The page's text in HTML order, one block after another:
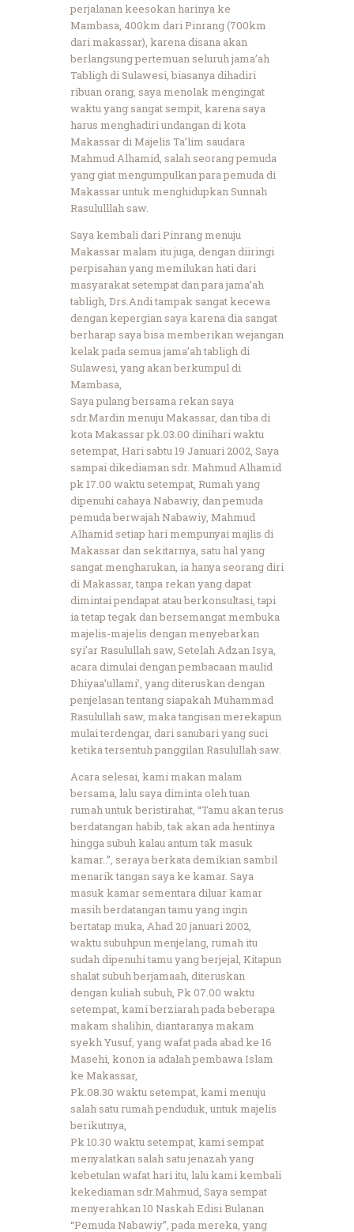
perjalanan keesokan harinya ke
Mambasa, 400km dari Pinrang (700km
dari makassar), karena disana akan
berlangsung pertemuan seluruh jama’ah
Tabligh di Sulawesi, biasanya dihadiri
ribuan orang, saya menolak mengingat
waktu yang sangat sempit, karena saya
harus menghadiri undangan di kota
Makassar di Majelis Ta’lim saudara
Mahmud Alhamid, salah seorang pemuda
yang giat mengumpulkan para pemuda di
Makassar untuk menghidupkan Sunnah
Rasululllah saw.
Saya kembali dari Pinrang menuju
Makassar malam itu juga, dengan diiringi
perpisahan yang memilukan hati dari
masyarakat setempat dan para jama’ah
tabligh, Drs.Andi tampak sangat kecewa
dengan kepergian saya karena dia sangat
berharap saya bisa memberikan wejangan
kelak pada semua jama’ah tabligh di
Sulawesi, yang akan berkumpul di
Mambasa,
Saya pulang bersama rekan saya
sdr.Mardin menuju Makassar, dan tiba di
kota Makassar pk.03.00 dinihari waktu
setempat, Hari sabtu 19 Januari 2002, Saya
sampai dikediaman sdr. Mahmud Alhamid
pk 17.00 waktu setempat, Rumah yang
dipenuhi cahaya Nabawiy, dan pemuda
pemuda berwajah Nabawiy, Mahmud
Alhamid setiap hari mempunyai majlis di
Makassar dan sekitarnya, satu hal yang
sangat mengharukan, ia hanya seorang diri
di Makassar, tanpa rekan yang dapat
dimintai pendapat atau berkonsultasi, tapi
ia tetap tegak dan bersemangat membuka
majelis-majelis dengan menyebarkan
syi’ar Rasulullah saw, Setelah Adzan Isya,
acara dimulai dengan pembacaan maulid
Dhiyaa’ullami’, yang diteruskan dengan
penjelasan tentang siapakah Muhammad
Rasulullah saw, maka tangisan merekapun
mulai terdengar, dari sanubari yang suci
ketika tersentuh panggilan Rasulullah saw.
Acara selesai, kami makan malam
bersama, lalu saya diminta oleh tuan
rumah untuk beristirahat, “Tamu akan terus
berdatangan habib, tak akan ada hentinya
hingga subuh kalau antum tak masuk
kamar..”, seraya berkata demikian sambil
menarik tangan saya ke kamar. Saya
masuk kamar sementara diluar kamar
masih berdatangan tamu yang ingin
bertatap muka, Ahad 20 januari 2002,
waktu subuhpun menjelang, rumah itu
sudah dipenuhi tamu yang berjejal, Kitapun
shalat subuh berjamaah, diteruskan
dengan kuliah subuh, Pk 07.00 waktu
setempat, kami berziarah pada beberapa
makam shalihin, diantaranya makam
syekh Yusuf, yang wafat pada abad ke 16
Masehi, konon ia adalah pembawa Islam
ke Makassar,
Pk.08.30 waktu setempat, kami menuju
salah satu rumah penduduk, untuk majelis
berikutnya,
Pk 10.30 waktu setempat, kami sempat
menyalatkan salah satu jenazah yang
kebetulan wafat hari itu, lalu kami kembali
kekediaman sdr.Mahmud, Saya sempat
menyerahkan 10 Naskah Edisi Bulanan
“Pemuda Nabawiy”, pada mereka, yang